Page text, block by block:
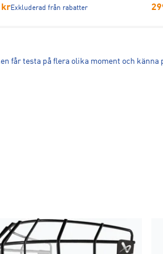
krExkluderad från rabatter
får testa på flera olika moment och